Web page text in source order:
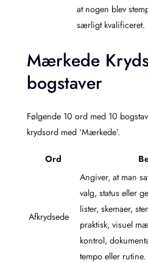
at nogen blev
særligt kvalificeret.
Mærkede
bogstaver
Følgende 10 ord med 10
krydsord med ‘Mærkede’.
Ord
Afkrydsede
Angiver, at man
valg, status eller
lister, skemaer,
praktisk, visuel
kontrol,
tempo eller rutine.